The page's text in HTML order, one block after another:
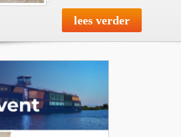
lees verder